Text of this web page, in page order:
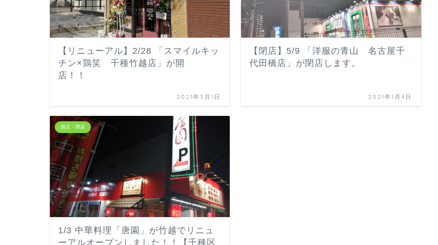
【リニューアル】2/28 「スマイルキッ
チン×鶏笑 千種竹越店」が開
店！！
2021年3月1日
【閉店】5/9 「洋服の青山 名古屋千
代田橋店」が閉店します。
2021年1月4日
開店・閉店
1/3 中華料理「唐園」が竹越でリニュ
ーアルオープンしました！！【千種区